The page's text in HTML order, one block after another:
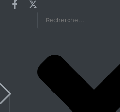
Les États généraux de la Santé en